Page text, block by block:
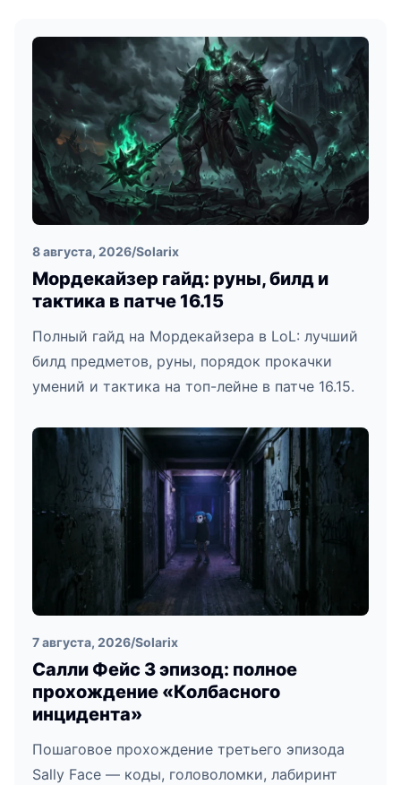
8 августа, 2026/Solarix
Мордекайзер гайд: руны, билд и
тактика в патче 16.15
Полный гайд на Мордекайзера в LoL: лучший
билд предметов, руны, порядок прокачки
умений и тактика на топ-лейне в патче 16.15.
7 августа, 2026/Solarix
Салли Фейс 3 эпизод: полное
прохождение «Колбасного
инцидента»
Пошаговое прохождение третьего эпизода
Sally Face — коды, головоломки, лабиринт